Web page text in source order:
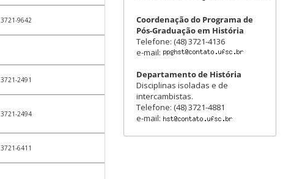
3721-9642
3721-2491
3721-2494
3721-6411
Coordenação do Programa de
Pós-Graduação em História
Telefone: (48) 3721-4136
e-mail:
Departamento de História
Disciplinas isoladas e de
intercambistas.
Telefone: (48) 3721-4881
e-mail: